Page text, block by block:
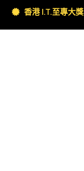
香港 I.T.至專大獎